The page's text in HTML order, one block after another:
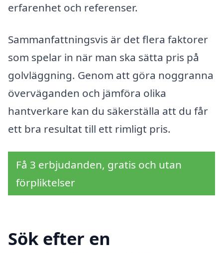
erfarenhet och referenser.
Sammanfattningsvis är det flera faktorer
som spelar in när man ska sätta pris på
golvläggning. Genom att göra noggranna
överväganden och jämföra olika
hantverkare kan du säkerställa att du får
ett bra resultat till ett rimligt pris.
Få 3 erbjudanden, gratis och utan
förpliktelser
Sök efter en